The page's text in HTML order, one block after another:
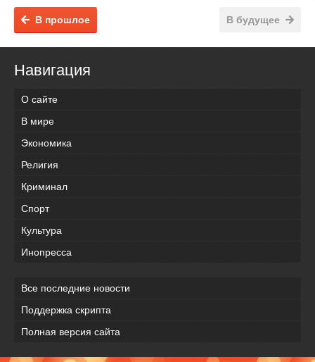
В будущее
В прошлое
Навигация
О сайте
В мире
Экономика
Религия
Криминал
Спорт
Культура
Инопресса
Все последние новости
Поддержка скрипта
Полная версия сайта